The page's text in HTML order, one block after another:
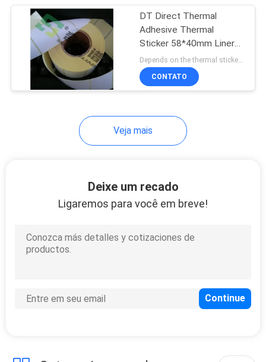
Anti material
esparadrapo de
congelação da
etiqueta da colagem
Colagem Labelstock
esparadrapo
DT Direct Thermal
Adhesive Thermal
Sticker 58*40mm Liner
de vidro amarelo
Depends on the thermal sticker order quantity MOQ:100 rolos
CONTATO
Veja mais
Deixe um recado
Ligaremos para você em breve!